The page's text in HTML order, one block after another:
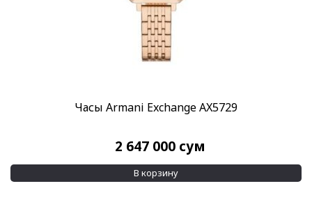
Часы Armani Exchange AX5729
2 647 000 сум
В корзину